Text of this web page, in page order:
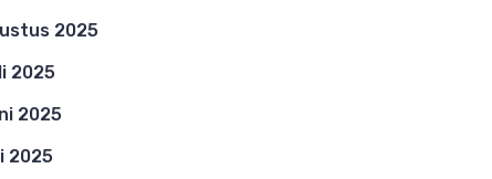
2025
2025
2025
2025